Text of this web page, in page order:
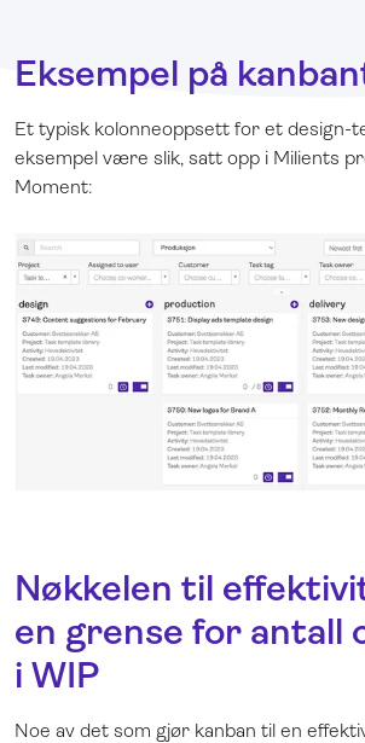
Eksempel på
Et typisk kolonneoppsett for et design-
eksempel være slik, satt opp i Milients
Moment:
Nøkkelen til
en grense for antall
i WIP
Noe av det som gjør kanban til en